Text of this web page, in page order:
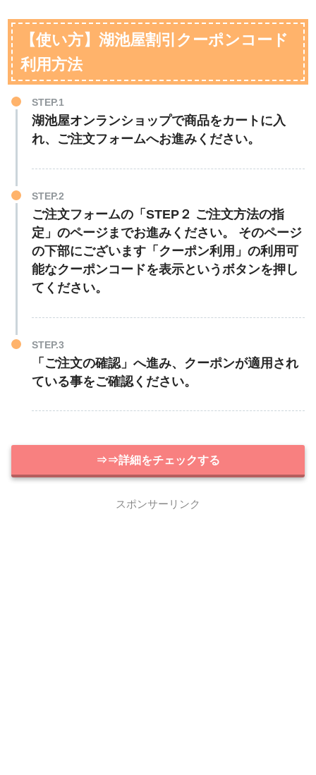
【使い方】湖池屋割引クーポンコード
利用方法
STEP.1
湖池屋オンランショップで商品をカートに入
れ、ご注文フォームへお進みください。
STEP.2
ご注文フォームの「STEP２ ご注文方法の指
定」のページまでお進みください。 そのページ
の下部にございます「クーポン利用」の利用可
能なクーポンコードを表示というボタンを押し
てください。
STEP.3
「ご注文の確認」へ進み、クーポンが適用され
ている事をご確認ください。
⇒⇒詳細をチェックする
スポンサーリンク